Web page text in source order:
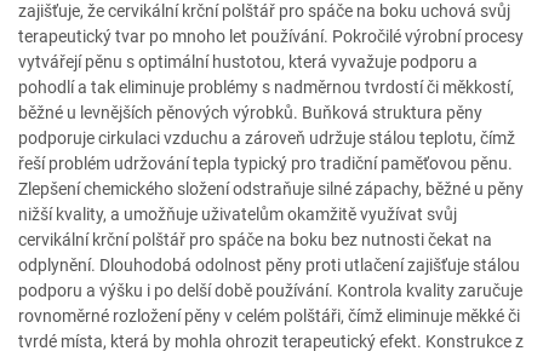
zajišťuje, že cervikální krční polštář pro spáče na boku uchová svůj
terapeutický tvar po mnoho let používání. Pokročilé výrobní procesy
vytvářejí pěnu s optimální hustotou, která vyvažuje podporu a
pohodlí a tak eliminuje problémy s nadměrnou tvrdostí či měkkostí,
běžné u levnějších pěnových výrobků. Buňková struktura pěny
podporuje cirkulaci vzduchu a zároveň udržuje stálou teplotu, čímž
řeší problém udržování tepla typický pro tradiční paměťovou pěnu.
Zlepšení chemického složení odstraňuje silné zápachy, běžné u pěny
nižší kvality, a umožňuje uživatelům okamžitě využívat svůj
cervikální krční polštář pro spáče na boku bez nutnosti čekat na
odplynění. Dlouhodobá odolnost pěny proti utlačení zajišťuje stálou
podporu a výšku i po delší době používání. Kontrola kvality zaručuje
rovnoměrné rozložení pěny v celém polštáři, čímž eliminuje měkké či
tvrdé místa, která by mohla ohrozit terapeutický efekt. Konstrukce z